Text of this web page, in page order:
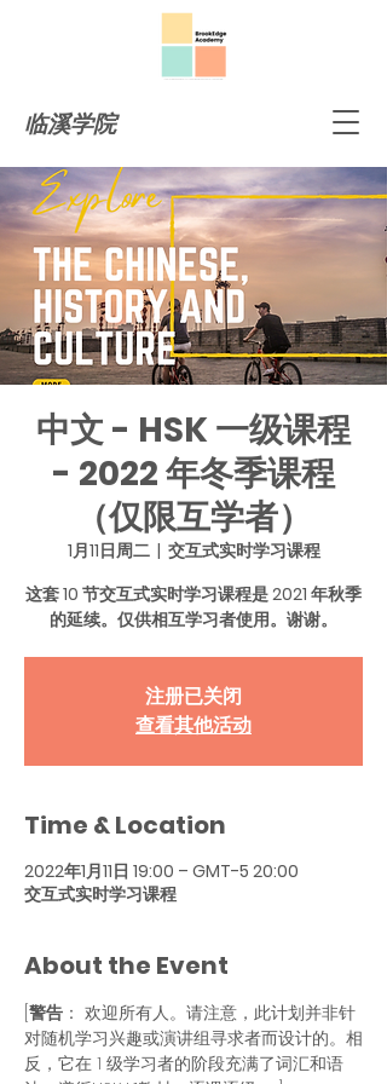
临溪学院
中文 - HSK 一级课程
- 2022 年冬季课程
（仅限互学者）
1月11日周二
  |
交互式实时学习课程
这套 10 节交互式实时学习课程是 2021 年秋季
的延续。仅供相互学习者使用。谢谢。
注册已关闭
查看其他活动
Time & Location
2022年1月11日 19:00 – GMT-5 20:00
交互式实时学习课程
About the Event
警告 ： 欢迎所有人。请注意，此计划并非针
对随机学习兴趣或演讲组寻求者而设计的。相
反，它在 1 级学习者的阶段充满了词汇和语